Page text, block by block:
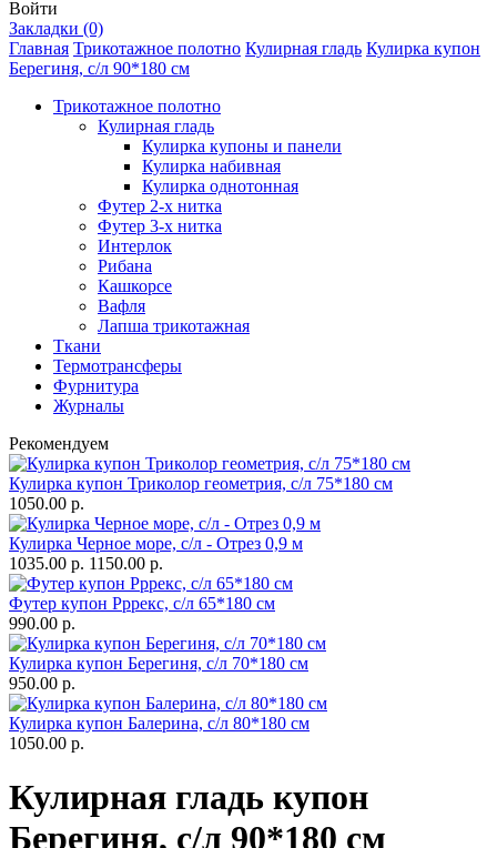
Войти
Закладки (0)
Главная Трикотажное полотно Кулирная гладь Кулирка купон
Берегиня, с/л 90*180 см
Трикотажное полотно
Кулирная гладь
Кулирка купоны и панели
Кулирка набивная
Кулирка однотонная
Футер 2-х нитка
Футер 3-х нитка
Интерлок
Рибана
Кашкорсе
Вафля
Лапша трикотажная
Ткани
Термотрансферы
Фурнитура
Журналы
Рекомендуем
Кулирка купон Триколор геометрия, с/л 75*180 см
1050.00 р.
Кулирка Черное море, с/л - Отрез 0,9 м
1035.00 р. 1150.00 р.
Футер купон Рррекс, с/л 65*180 см
990.00 р.
Кулирка купон Берегиня, с/л 70*180 см
950.00 р.
Кулирка купон Балерина, с/л 80*180 см
1050.00 р.
Кулирная гладь купон
Берегиня, с/л 90*180 см